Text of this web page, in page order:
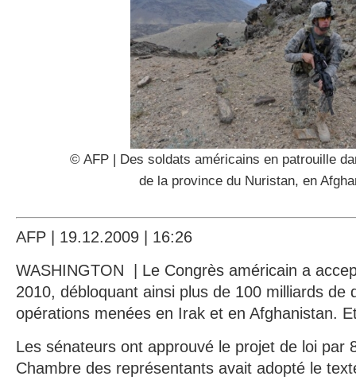
© AFP | Des soldats américains en patrouille
de la province du Nuristan, en
AFP | 19.12.2009 | 16:26
WASHINGTON | Le Congrès américain a
2010, débloquant ainsi plus de 100 milliards de
opérations menées en Irak et en Afghanistan.
Les sénateurs ont approuvé le projet de loi par
Chambre des représentants avait adopté le